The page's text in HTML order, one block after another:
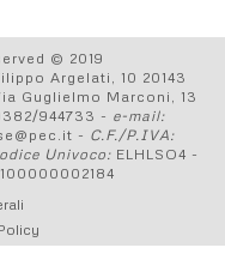
© 2019
Argelati, 10 20143
Guglielmo Marconi, 13
944733 - e-mail:
- C.F./P.IVA:
Univoco: ELHLSO4 -